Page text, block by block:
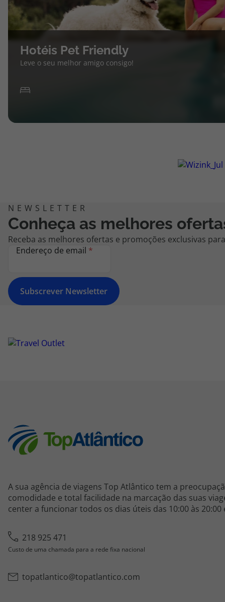
Hotéis Pet Friendly
Leve o seu melhor amigo consigo!
Conheça as melhores
Receba as melhores ofertas e promoções exclusivas
Endereço de email *
Subscrever Newsletter
A sua agência de viagens Top Atlântico tem a
comodidade e total facilidade na marcação das suas
center a funcionar todos os dias úteis das 10:00 às 20:00
218 925 471
Custo de uma chamada para a rede fixa nacional
topatlantico@topatlantico.com